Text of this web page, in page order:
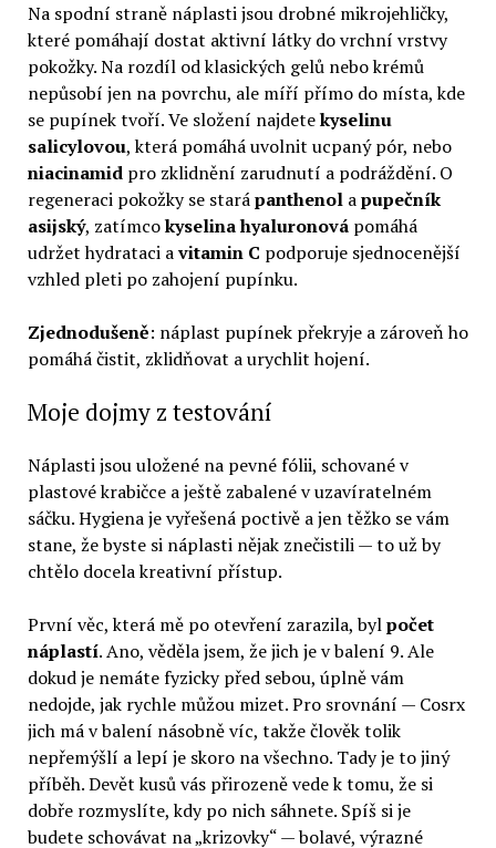
Na spodní straně náplasti jsou drobné mikrojehličky,
které pomáhají dostat aktivní látky do vrchní vrstvy
pokožky. Na rozdíl od klasických gelů nebo krémů
nepůsobí jen na povrchu, ale míří přímo do místa, kde
se pupínek tvoří. Ve složení najdetekyselinu
salicylovou, která pomáhá uvolnit ucpaný pór, nebo
niacinamid pro zklidnění zarudnutí a podráždění. O
regeneraci pokožky se starápanthenol apupečník
asijský, zatímcokyselina hyaluronovápomáhá
udržet hydrataci avitamin C podporuje sjednocenější
vzhled pleti po zahojení pupínku.
Zjednodušeně: náplast pupínek překryje a zároveň ho
pomáhá čistit, zklidňovat a urychlit hojení.
Moje dojmy z testování
Náplasti jsou uložené na pevné fólii, schované v
plastové krabičce a ještě zabalené v uzavíratelném
sáčku. Hygiena je vyřešená poctivě a jen těžko se vám
stane, že byste si náplasti nějak znečistili — to už by
chtělo docela kreativní přístup.
První věc, která mě po otevření zarazila, bylpočet
náplastí. Ano, věděla jsem, že jich je v balení 9. Ale
dokud je nemáte fyzicky před sebou, úplně vám
nedojde, jak rychle můžou mizet. Pro srovnání — Cosrx
jich má v balení násobně víc, takže člověk tolik
nepřemýšlí a lepí je skoro na všechno. Tady je to jiný
příběh. Devět kusů vás přirozeně vede k tomu, že si
dobře rozmyslíte, kdy po nich sáhnete. Spíš si je
budete schovávat na „krizovky“ — bolavé, výrazné